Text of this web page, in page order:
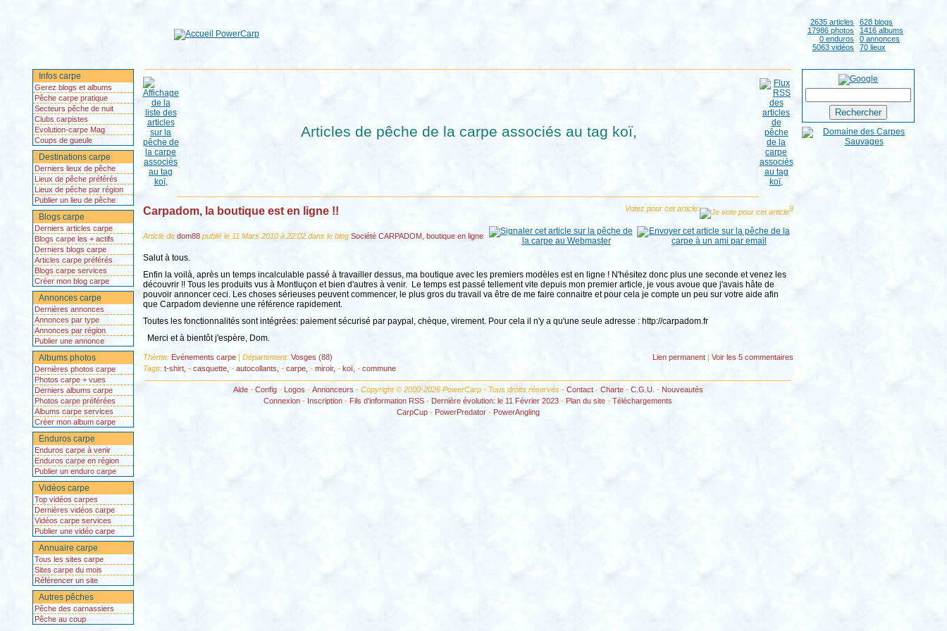
2635 articles
628 blogs
17986 photos
1416 albums
0 enduros
0 annonces
5063 vidéos
70 lieux
Infos carpe
Gerez blogs et albums
Pêche carpe pratique
Secteurs pêche de nuit
Clubs carpistes
Evolution-carpe Mag
Coups de gueule
Destinations carpe
Derniers lieux de pêche
Lieux de pêche préférés
Lieux de pêche par région
Publier un lieu de pêche
Blogs carpe
Derniers articles carpe
Blogs carpe les + actifs
Derniers blogs carpe
Articles carpe préférés
Blogs carpe services
Créer mon blog carpe
Annonces carpe
Dernières annonces
Annonces par type
Annonces par région
Publier une annonce
Albums photos
Dernières photos carpe
Photos carpe + vues
Derniers albums carpe
Photos carpe préférées
Albums carpe services
Créer mon album carpe
Enduros carpe
Enduros carpe à venir
Enduros carpe en région
Publier un enduro carpe
Vidéos carpe
Top vidéos carpes
Dernières vidéos carpe
Vidéos carpe services
Publier une vidéo carpe
Annuaire carpe
Tous les sites carpe
Sites carpe du mois
Référencer un site
Autres pêches
Pêche des carnassiers
Pêche au coup
Articles de pêche de la carpe associés au tag koï,
Carpadom, la boutique est en ligne !! Votez pour cet article: 9
Article de dom88publié le 11 Mars 2010 à 22:02 dans le blog Société CARPADOM, boutique en ligne
Salut à tous.
Enfin la voilà, après un temps incalculable passé à travailler dessus, ma boutique avec les premiers modèles est en ligne ! N'hésitez donc plus une seconde et venez les
découvrir !! Tous les produits vus à Montluçon et bien d'autres à venir. Le temps est passé tellement vite depuis mon premier article, je vous avoue que j'avais hâte de
pouvoir annoncer ceci. Les choses sérieuses peuvent commencer, le plus gros du travail va être de me faire connaitre et pour cela je compte un peu sur votre aide afin
que Carpadom devienne une référence rapidement.
Toutes les fonctionnalités sont intégrées: paiement sécurisé par paypal, chèque, virement. Pour cela il n'y a qu'une seule adresse : http://carpadom.fr
Merci et à bientôt j'espère, Dom.
Thème: Evénements carpe| Département: Vosges (88) Lien permanent| Voirles 5 commentaires
Tags: t-shirt, - casquette, - autocollants, - carpe, - miroir, - koï, - commune
Aide- Config- Logos - Annonceurs - Copyright © 2000-2026 PowerCarp - Tous droits réservés - Contact- Charte- C.G.U. - Nouveautés
Connexion - Inscription - Fils d'information RSS - Dernière évolution: le 11 Février 2023 - Plan du site - Téléchargements
CarpCup- PowerPredator- PowerAngling